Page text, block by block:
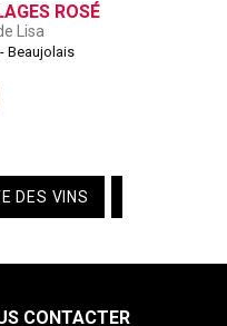
ROSÉ
Lisa
Beaujolais
DES VINS
CONTACTER